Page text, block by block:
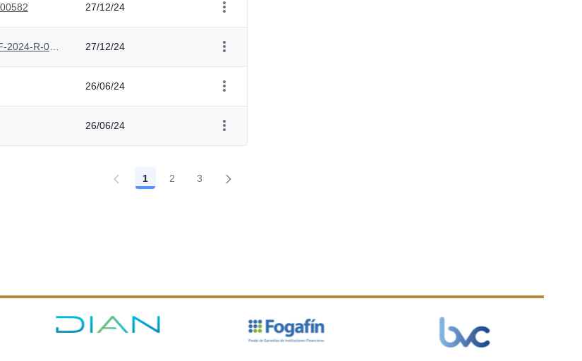
27/12/24
Constancia fijacion desfijacion pagina web - Radicado URF-2024-R-000582 27/12/24
26/06/24
26/06/24
Página
1 Página
2 Página
3